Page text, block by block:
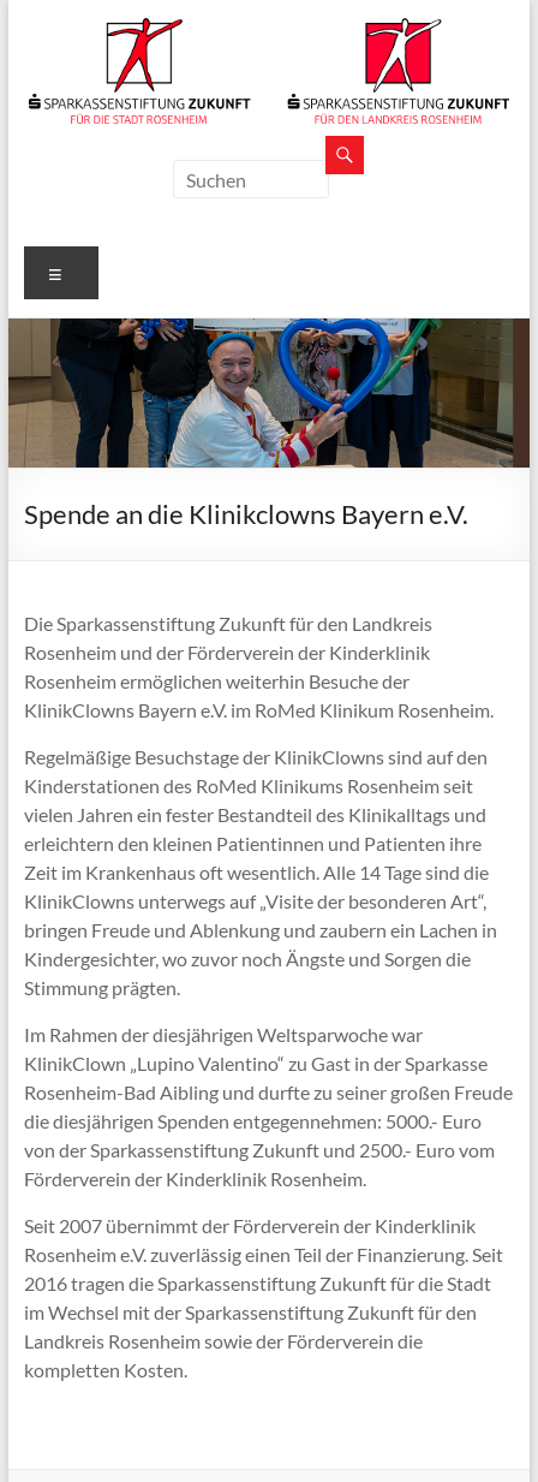
Sparkassenstiftungen
Für
Stadt
und
Landkreis
Rosenheim
Spende an die Klinikclowns Bayern e.V.
Die Sparkassenstiftung Zukunft für den Landkreis
Rosenheim und der Förderverein der Kinderklinik
Rosenheim ermöglichen weiterhin Besuche der
KlinikClowns Bayern e.V. im RoMed Klinikum Rosenheim.
Regelmäßige Besuchstage der KlinikClowns sind auf den
Kinderstationen des RoMed Klinikums Rosenheim seit
vielen Jahren ein fester Bestandteil des Klinikalltags und
erleichtern den kleinen Patientinnen und Patienten ihre
Zeit im Krankenhaus oft wesentlich. Alle 14 Tage sind die
KlinikClowns unterwegs auf „Visite der besonderen Art“,
bringen Freude und Ablenkung und zaubern ein Lachen in
Kindergesichter, wo zuvor noch Ängste und Sorgen die
Stimmung prägten.
Im Rahmen der diesjährigen Weltsparwoche war
KlinikClown „Lupino Valentino“ zu Gast in der Sparkasse
Rosenheim-Bad Aibling und durfte zu seiner großen Freude
die diesjährigen Spenden entgegennehmen: 5000.- Euro
von der Sparkassenstiftung Zukunft und 2500.- Euro vom
Förderverein der Kinderklinik Rosenheim.
Seit 2007 übernimmt der Förderverein der Kinderklinik
Rosenheim e.V. zuverlässig einen Teil der Finanzierung. Seit
2016 tragen die Sparkassenstiftung Zukunft für die Stadt
im Wechsel mit der Sparkassenstiftung Zukunft für den
Landkreis Rosenheim sowie der Förderverein die
kompletten Kosten.